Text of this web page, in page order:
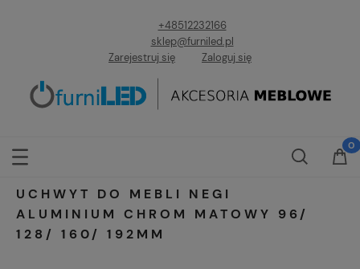
+48512232166
sklep@furniled.pl
Zarejestruj się
Zaloguj się
UCHWYT DO MEBLI NEGI
ALUMINIUM CHROM MATOWY 96/
128/ 160/ 192MM